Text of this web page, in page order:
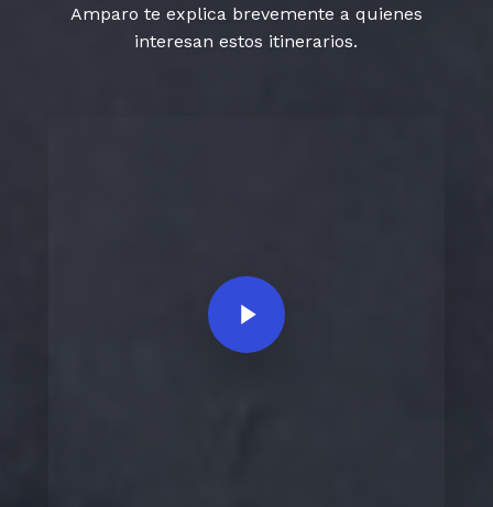
Amparo te explica brevemente a quienes
interesan estos itinerarios.
Play Video